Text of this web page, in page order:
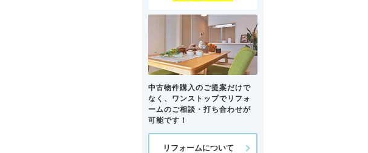
中古物件購入のご提案だけで
なく、ワンストップでリフォ
ームのご相談・打ち合わせが
可能です！
リフォームについて